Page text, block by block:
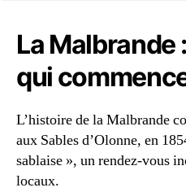
La Malbrande
qui
L’histoire de la Malbrande
aux Sables d’Olonne, en
sablaise », un rendez-vous
locaux.